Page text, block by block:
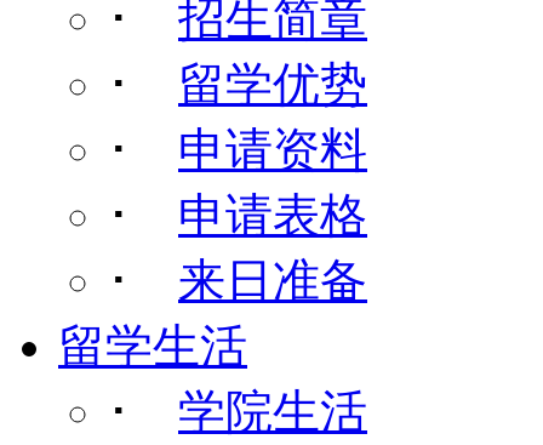
･ 招生简章
･ 留学优势
･ 申请资料
･ 申请表格
･ 来日准备
留学生活
･ 学院生活